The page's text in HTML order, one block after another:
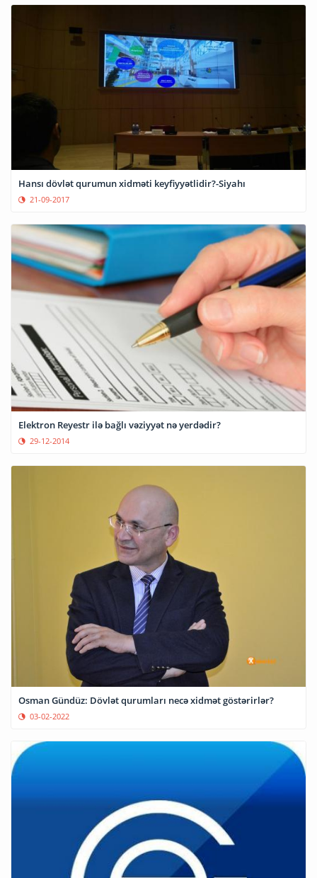
Hansı dövlət qurumun xidməti keyfiyyətlidir?-Siyahı
21-09-2017
Elektron Reyestr ilə bağlı vəziyyət nə yerdədir?
29-12-2014
Osman Gündüz: Dövlət qurumları necə xidmət göstərirlər?
03-02-2022